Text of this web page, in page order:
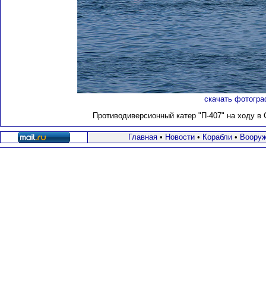
скачать
Противодиверсионный катер "П-407" на ходу в
Главная• Новости• Корабли•